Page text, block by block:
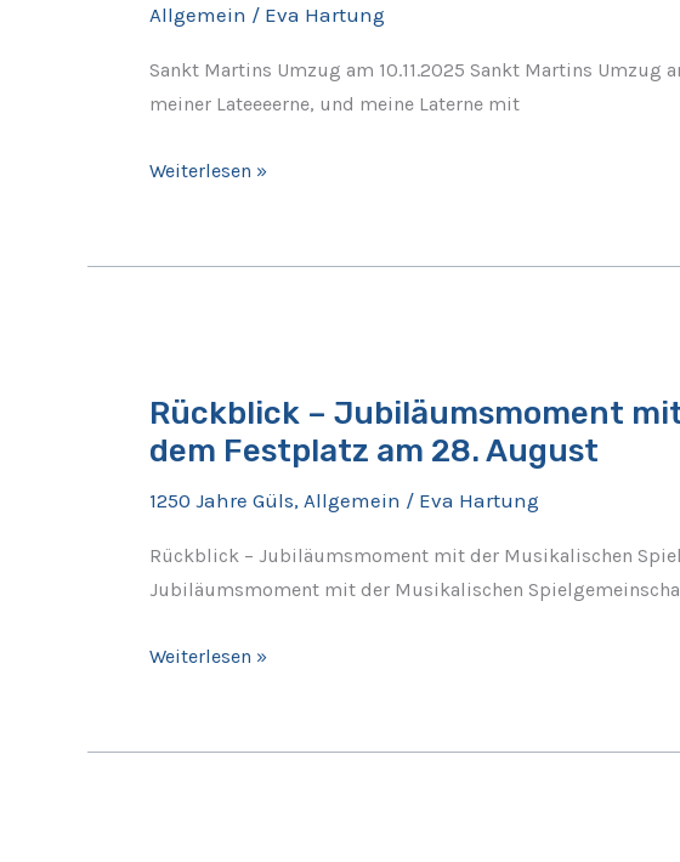
Allgemein / Eva Hartung
Sankt Martins Umzug am 10.11.2025 Sankt Martins Umzug
meiner Lateeeerne, und meine Laterne mit
10.11.2025
Weiterlesen »
Rückblick – Jubiläumsmoment
dem Festplatz am 28. August
1250 Jahre Güls, Allgemein / Eva Hartung
Rückblick – Jubiläumsmoment mit der Musikalischen
Jubiläumsmoment mit der Musikalischen
Jubiläumsmoment
mit
Musikalischen
Spielgemeinschaft
Güls/Lay
dem
28.
Weiterlesen »